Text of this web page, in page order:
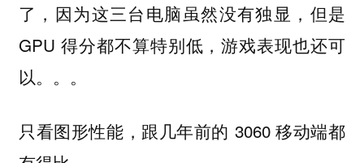
了，因为这三台电脑虽然没有独显，但是
GPU 得分都不算特别低，游戏表现也还可
以。。。
只看图形性能，跟几年前的 3060 移动端都